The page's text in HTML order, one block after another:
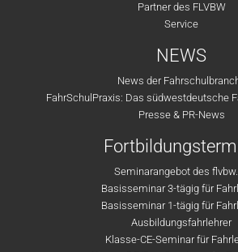
Partner des FLVBW
Service
NEWS
News der
FahrSchulPraxis: Das südwestdeutsche
Presse & PR-News
Seminarangebot des
Basisseminar 3-tägig für
Basisseminar 1-tägig für
Ausbildungsfahrlehrer
Klasse-CE-Seminar für